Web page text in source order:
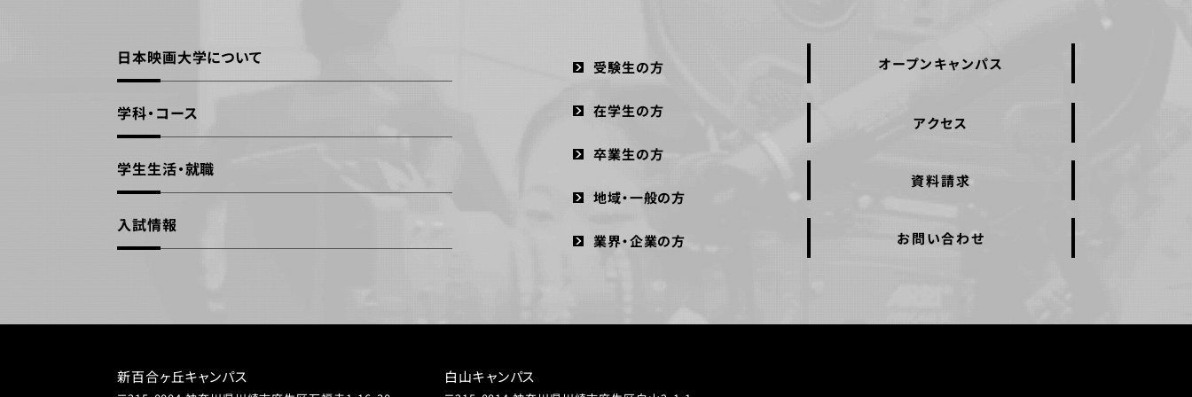
日本映画大学について
学科・コース
学生生活・就職
入試情報
受験生の方
在学生の方
卒業生の方
地域・一般の方
業界・企業の方
オープンキャンパス
アクセス
資料請求
お問い合わせ
新百合ヶ丘キャンパス 白山キャンパス